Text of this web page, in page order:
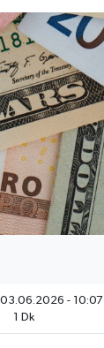
03.06.2026 - 10:07
1 Dk